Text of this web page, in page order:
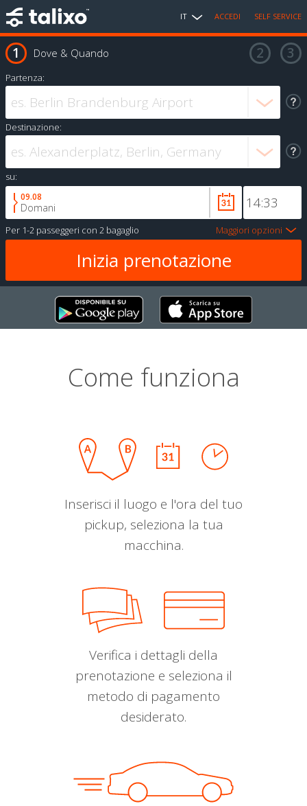
IT ACCEDI SELF SERVICE
Dove & Quando
Partenza:
Destinazione:
su:
09.08
Domani
Per 1-2 passeggeri con 2 bagaglio Maggiori opzioni
Come funziona
Inserisci il luogo e l'ora del tuo
pickup, seleziona la tua
macchina.
Verifica i dettagli della
prenotazione e seleziona il
metodo di pagamento
desiderato.